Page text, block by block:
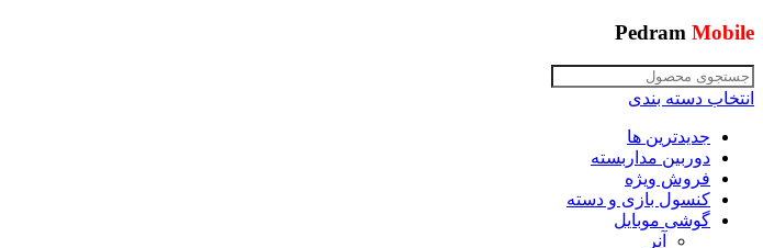
Pedram Mobile
انتخاب دسته بندی
جدیدترین ها
دوربین مداربسته
فروش ویژه
کنسول بازی و دسته
گوشی موبایل
آنر